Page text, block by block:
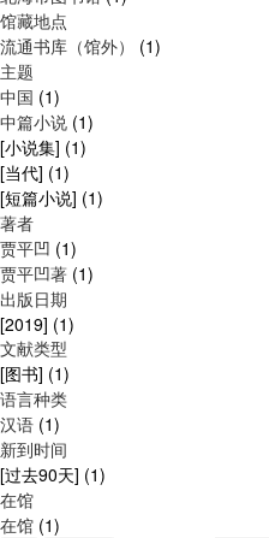
馆藏地点
流通书库（馆外） (1)
主题
中国 (1)
中篇小说 (1)
[小说集] (1)
[当代] (1)
[短篇小说] (1)
著者
贾平凹 (1)
贾平凹著 (1)
出版日期
[2019] (1)
文献类型
[图书] (1)
语言种类
汉语 (1)
新到时间
[过去90天] (1)
在馆
在馆 (1)